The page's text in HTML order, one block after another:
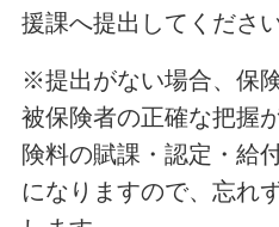
援課へ提出してください
※提出がない場合、保
被保険者の正確な把握
険料の賦課・認定・給
になりますので、忘れ